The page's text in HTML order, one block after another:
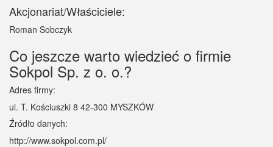
Akcjonariat/Właściciele:
Roman Sobczyk
Co jeszcze warto wiedzieć o firmie
Sokpol Sp. z o. o.?
Adres firmy:
ul. T. Kościuszki 8 42-300 MYSZKÓW
Źródło danych:
http://www.sokpol.com.pl/